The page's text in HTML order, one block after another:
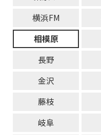
横浜FM
相模原
長野
金沢
藤枝
岐阜